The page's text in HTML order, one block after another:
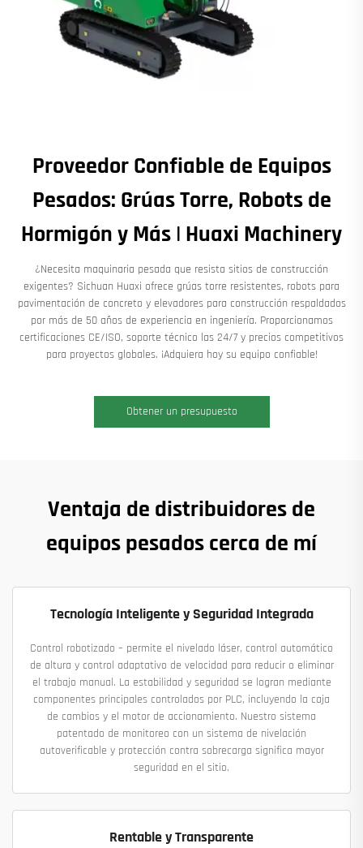
Proveedor Confiable de Equipos
Pesados: Grúas Torre, Robots de
Hormigón y Más | Huaxi Machinery
¿Necesita maquinaria pesada que resista sitios de construcción
exigentes? Sichuan Huaxi ofrece grúas torre resistentes, robots para
pavimentación de concreto y elevadores para construcción respaldados
por más de 50 años de experiencia en ingeniería. Proporcionamos
certificaciones CE/ISO, soporte técnico las 24/7 y precios competitivos
para proyectos globales. ¡Adquiera hoy su equipo confiable!
Obtener un presupuesto
Ventaja de distribuidores de
equipos pesados cerca de mí
Tecnología Inteligente y Seguridad Integrada
Control robotizado – permite el nivelado láser, control automático
de altura y control adaptativo de velocidad para reducir o eliminar
el trabajo manual. La estabilidad y seguridad se logran mediante
componentes principales controlados por PLC, incluyendo la caja
de cambios y el motor de accionamiento. Nuestro sistema
patentado de monitoreo con un sistema de nivelación
autoverificable y protección contra sobrecarga significa mayor
seguridad en el sitio.
Rentable y Transparente